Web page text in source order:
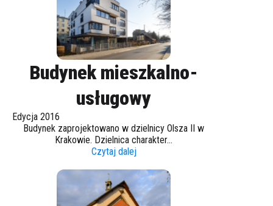
Budynek mieszkalno-
usługowy
Edycja 2016
Budynek zaprojektowano w dzielnicy Olsza II w
Krakowie. Dzielnica charakter...
Czytaj dalej